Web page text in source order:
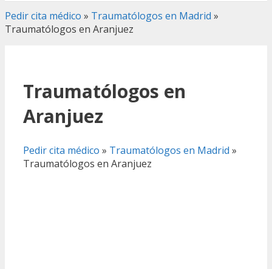
Pedir cita médico » Traumatólogos en Madrid »
Traumatólogos en Aranjuez
Traumatólogos en
Aranjuez
Pedir cita médico » Traumatólogos en Madrid »
Traumatólogos en Aranjuez